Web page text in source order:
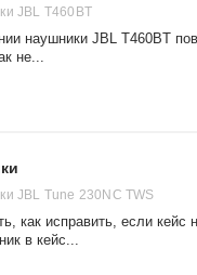
JBL T460BT
наушники JBL T460BT
не...
JBL Tune 230NC TWS
как исправить, если
в кейс...